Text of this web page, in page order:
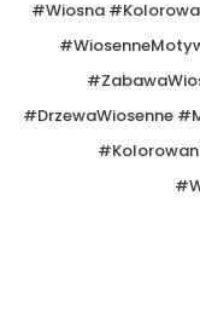
#Wiosna
#DrzewaWiosenne